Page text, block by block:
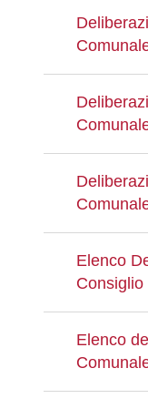
Elenco
Consiglio
Elenco